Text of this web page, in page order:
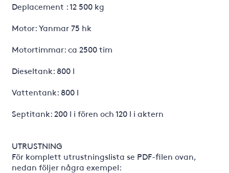
Deplacement : 12 500 kg
Motor: Yanmar 75 hk
Motortimmar: ca 2500 tim
Dieseltank: 800 l
Vattentank: 800 l
Septitank: 200 l i fören och 120 l i aktern
UTRUSTNING
För komplett utrustningslista se PDF-filen ovan,
nedan följer några exempel: